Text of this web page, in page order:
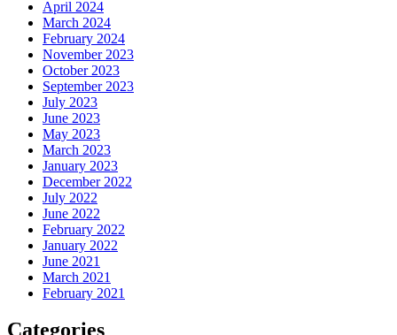
April 2024
March 2024
February 2024
November 2023
October 2023
September 2023
July 2023
June 2023
May 2023
March 2023
January 2023
December 2022
July 2022
June 2022
February 2022
January 2022
June 2021
March 2021
February 2021
Categories